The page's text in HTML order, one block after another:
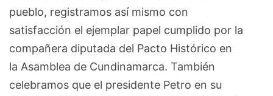
pueblo, registramos así mismo con
satisfacción el ejemplar papel cumplido por la
compañera diputada del Pacto Histórico en
la Asamblea de Cundinamarca. También
celebramos que el presidente Petro en su